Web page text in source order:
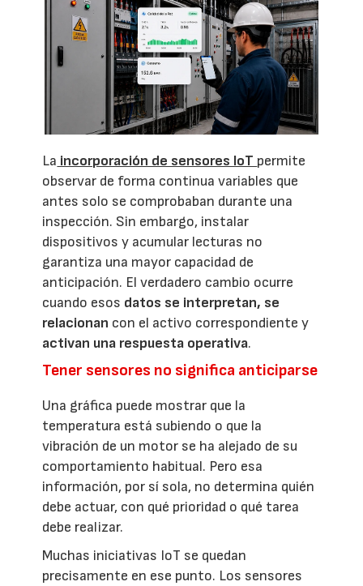
La incorporación de sensores IoT permite
observar de forma continua variables que
antes solo se comprobaban durante una
inspección. Sin embargo, instalar
dispositivos y acumular lecturas no
garantiza una mayor capacidad de
anticipación. El verdadero cambio ocurre
cuando esos datos se interpretan, se
relacionan con el activo correspondiente y
activan una respuesta operativa.
Tener sensores no significa anticiparse
Una gráfica puede mostrar que la
temperatura está subiendo o que la
vibración de un motor se ha alejado de su
comportamiento habitual. Pero esa
información, por sí sola, no determina quién
debe actuar, con qué prioridad o qué tarea
debe realizar.
Muchas iniciativas IoT se quedan
precisamente en ese punto. Los sensores